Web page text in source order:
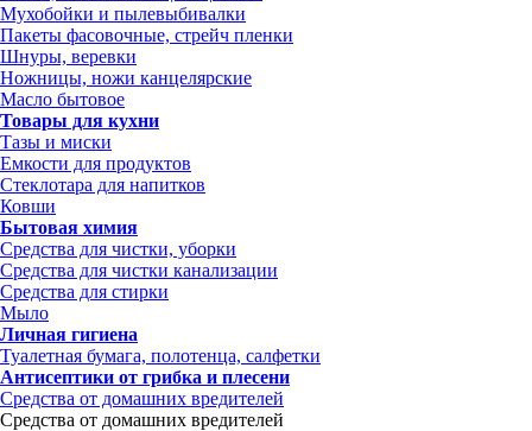
Мухобойки и пылевыбивалки
Пакеты фасовочные, стрейч пленки
Шнуры, веревки
Ножницы, ножи канцелярские
Масло бытовое
Товары для кухни
Тазы и миски
Емкости для продуктов
Стеклотара для напитков
Ковши
Бытовая химия
Средства для чистки, уборки
Средства для чистки канализации
Средства для стирки
Мыло
Личная гигиена
Туалетная бумага, полотенца, салфетки
Антисептики от грибка и плесени
Средства от домашних вредителей
Средства от домашних вредителей